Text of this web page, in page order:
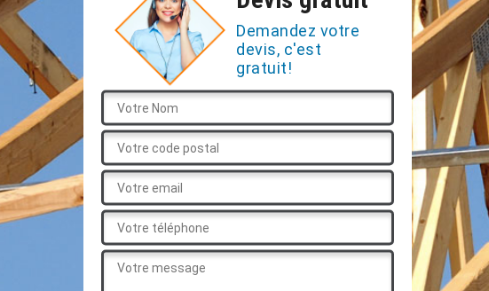
Demandez votre
devis, c'est
gratuit!